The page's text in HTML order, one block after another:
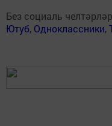
Без социаль
Ютуб, Одноклассники,